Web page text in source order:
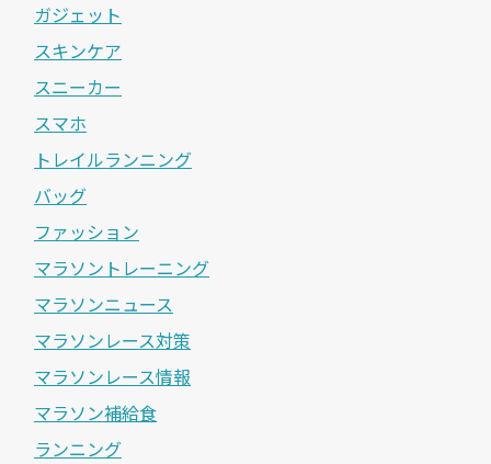
ガジェット
スキンケア
スニーカー
スマホ
トレイルランニング
バッグ
ファッション
マラソントレーニング
マラソンニュース
マラソンレース対策
マラソンレース情報
マラソン補給食
ランニング